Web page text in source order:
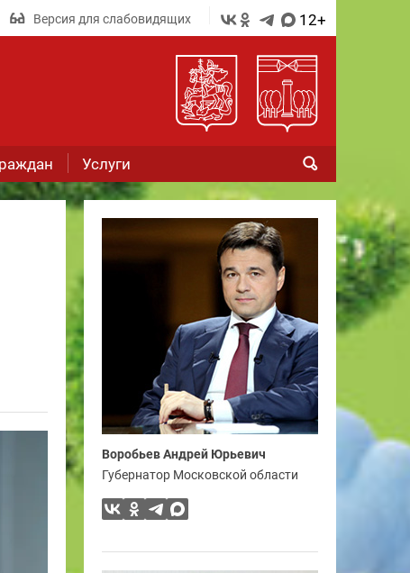
Версия для слабовидящих 12+
Услуги
Воробьев Андрей Юрьевич
Губернатор Московской области